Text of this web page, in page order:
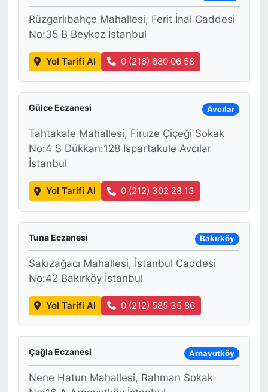
Rüzgarlıbahçe Mahallesi, Ferit İnal Caddesi
No:35 B Beykoz İstanbul
Yol Tarifi Al 0 (216) 680 06 58
Gülce Eczanesi Avcılar
Tahtakale Mahallesi, Firuze Çiçeği Sokak
No:4 S Dükkan:128 Ispartakule Avcılar
İstanbul
Yol Tarifi Al 0 (212) 302 28 13
Tuna Eczanesi Bakırköy
Sakızağacı Mahallesi, İstanbul Caddesi
No:42 Bakırköy İstanbul
Yol Tarifi Al 0 (212) 585 35 86
Çağla Eczanesi Arnavutköy
Nene Hatun Mahallesi, Rahman Sokak